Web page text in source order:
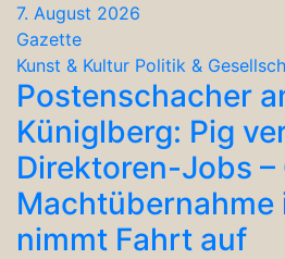
7. August 2026
Gazette
Kunst & Kultur Politik &
Postenschacher
Küniglberg: Pig
Direktoren-Jobs –
Machtübernahme
nimmt Fahrt auf